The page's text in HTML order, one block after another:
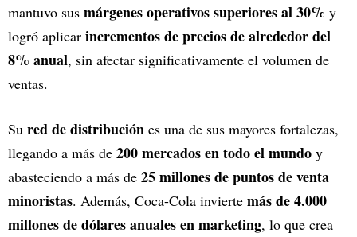
mantuvo sus márgenes operativos superiores al 30% y
logró aplicar incrementos de precios de alrededor del
8% anual, sin afectar significativamente el volumen de
ventas.
Su red de distribución es una de sus mayores fortalezas,
llegando a más de 200 mercados en todo el mundo y
abasteciendo a más de 25 millones de puntos de venta
minoristas. Además, Coca-Cola invierte más de 4.000
millones de dólares anuales en marketing, lo que crea